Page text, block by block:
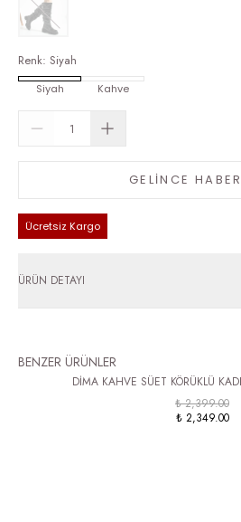
Renk: Siyah
Siyah Kahve
GELİNCE
Ücretsiz Kargo
ÜRÜN DETAYI
BENZER ÜRÜNLER
DİMA KAHVE SÜET KÖRÜKLÜ
₺ 2,399.00
₺ 2,349.00